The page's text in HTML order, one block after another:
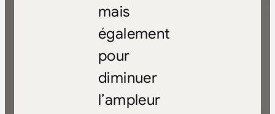
mais
également
pour
diminuer
l’ampleur